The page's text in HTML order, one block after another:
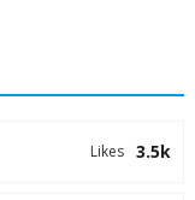
3.5k
Likes